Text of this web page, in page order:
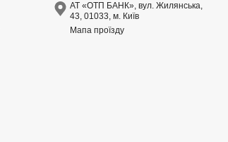
АТ «ОТП БАНК», вул. Жилянська,
43, 01033, м. Київ
Мапа проїзду